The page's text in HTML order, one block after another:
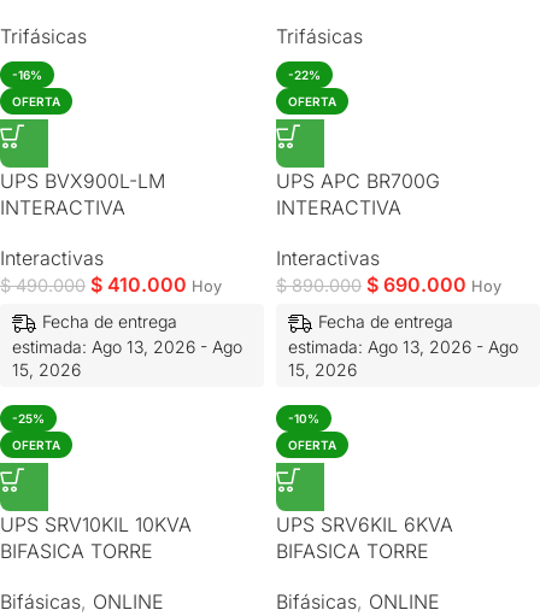
Trifásicas Trifásicas
-16%
OFERTA
UPS BVX900L-LM
INTERACTIVA
Interactivas
$490.000 $ 410.000 Hoy
Fecha de entrega
estimada: Ago 13, 2026 - Ago
15, 2026
-22%
OFERTA
UPS APC BR700G
INTERACTIVA
Interactivas
$890.000 $ 690.000 Hoy
Fecha de entrega
estimada: Ago 13, 2026 - Ago
15, 2026
-25%
OFERTA
UPS SRV10KIL 10KVA
BIFASICA TORRE
Bifásicas, ONLINE
-10%
OFERTA
UPS SRV6KIL 6KVA
BIFASICA TORRE
Bifásicas, ONLINE